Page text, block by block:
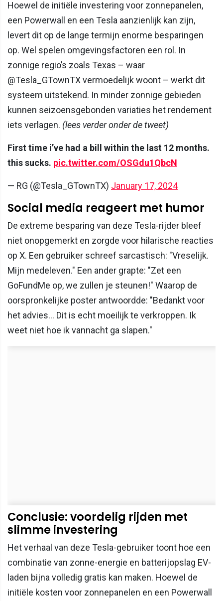
Hoewel de initiële investering voor zonnepanelen,
een Powerwall en een Tesla aanzienlijk kan zijn,
levert dit op de lange termijn enorme besparingen
op. Wel spelen omgevingsfactoren een rol. In
zonnige regio’s zoals Texas – waar
@Tesla_GTownTX vermoedelijk woont – werkt dit
systeem uitstekend. In minder zonnige gebieden
kunnen seizoensgebonden variaties het rendement
iets verlagen. (lees verder onder de tweet)
First time i’ve had a bill within the last 12 months.
this sucks. pic.twitter.com/OSGdu1QbcN
— RG (@Tesla_GTownTX) January 17, 2024
Social media reageert met humor
De extreme besparing van deze Tesla-rijder bleef
niet onopgemerkt en zorgde voor hilarische reacties
op X. Een gebruiker schreef sarcastisch: "Vreselijk.
Mijn medeleven." Een ander grapte: "Zet een
GoFundMe op, we zullen je steunen!" Waarop de
oorspronkelijke poster antwoordde: "Bedankt voor
het advies… Dit is echt moeilijk te verkroppen. Ik
weet niet hoe ik vannacht ga slapen."
Conclusie: voordelig rijden met
slimme investering
Het verhaal van deze Tesla-gebruiker toont hoe een
combinatie van zonne-energie en batterijopslag EV-
laden bijna volledig gratis kan maken. Hoewel de
initiële kosten voor zonnepanelen en een Powerwall